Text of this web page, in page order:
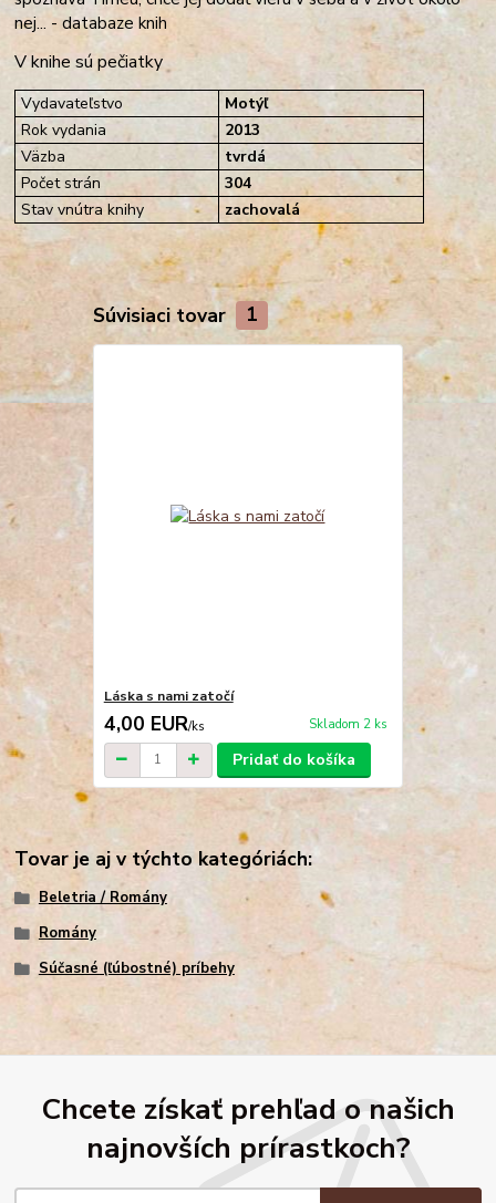
nej... - databaze knih
V knihe sú pečiatky
Vydavateľstvo
Motýľ
Rok vydania
2013
Väzba
tvrdá
Počet strán
304
Stav vnútra knihy
zachovalá
Súvisiaci tovar 1
Láska s nami zatočí
4,00 EUR/ks Skladom 2 ks
Pridať do košíka
Tovar je aj v týchto kategóriách:
Beletria / Romány
Romány
Súčasné (ľúbostné) príbehy
Chcete získať prehľad o našich
najnovších prírastkoch?